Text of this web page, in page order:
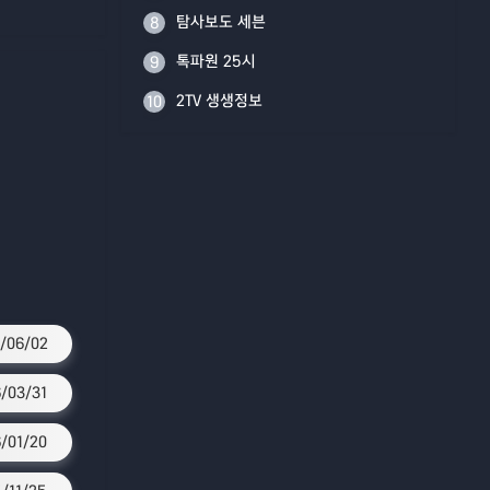
06/02
03/31
01/20
8 탐사보도 세븐
9 톡파원 25시
10 2TV 생생정보